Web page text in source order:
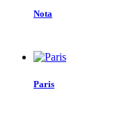
Nota
Paris